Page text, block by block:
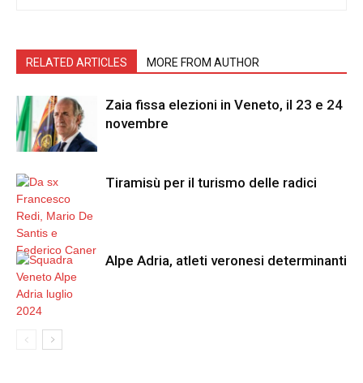
RELATED ARTICLES MORE FROM AUTHOR
Zaia fissa elezioni in Veneto, il 23 e 24
novembre
Tiramisù per il turismo delle radici
Alpe Adria, atleti veronesi determinanti